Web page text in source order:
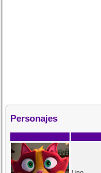
Personajes